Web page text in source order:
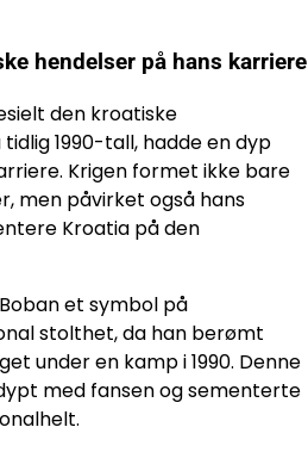
hendelser på hans karriere
den kroatiske
1990-tall, hadde en dyp
Krigen formet ikke bare
men påvirket også hans
Kroatia på den
et symbol på
stolthet, da han berømt
under en kamp i 1990. Denne
med fansen og sementerte